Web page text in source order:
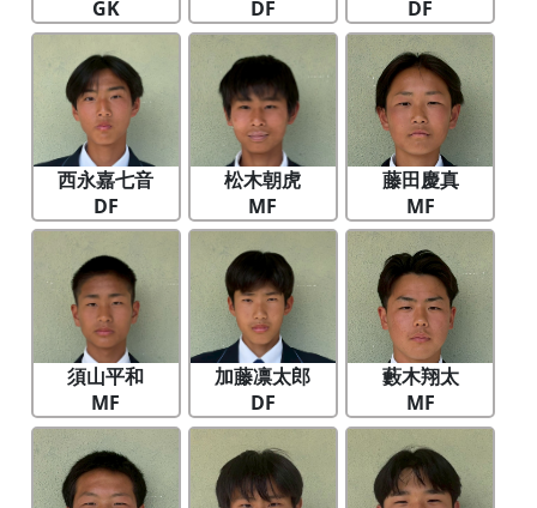
GK DF DF
西永嘉七音
DF
松木朝虎
MF
藤田慶真
MF
須山平和
MF
加藤凛太郎
DF
藪木翔太
MF